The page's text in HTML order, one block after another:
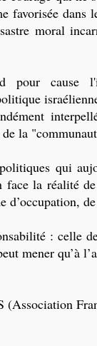
favorisée dans
moral
cause
la
qui
face la réalité
: celle
mener qu’à
(Association